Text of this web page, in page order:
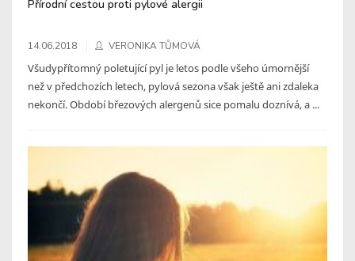
Přírodní cestou proti pylové alergii
14.06.2018 VERONIKA TŮMOVÁ
Všudypřítomný poletující pyl je letos podle všeho úmornější
než v předchozích letech, pylová sezona však ještě ani zdaleka
nekončí. Období březových alergenů sice pomalu doznívá, a ...